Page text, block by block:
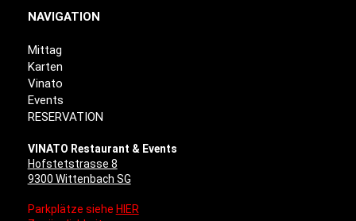
VINATO Restaurant & Events
Hofstetstrasse 8
9300 Wittenbach SG
Parkplätze siehe HIER
NAVIGATION
Mittag
Karten
Vinato
Events
RESERVATION